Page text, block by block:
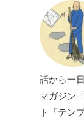
話から一
マガジン
ト「テン